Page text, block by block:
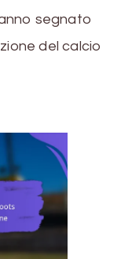
segnato
del calcio